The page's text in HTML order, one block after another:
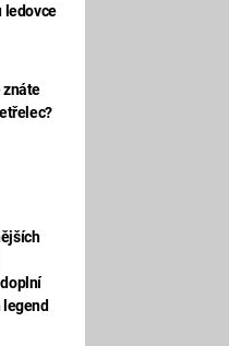
ledovce
znáte